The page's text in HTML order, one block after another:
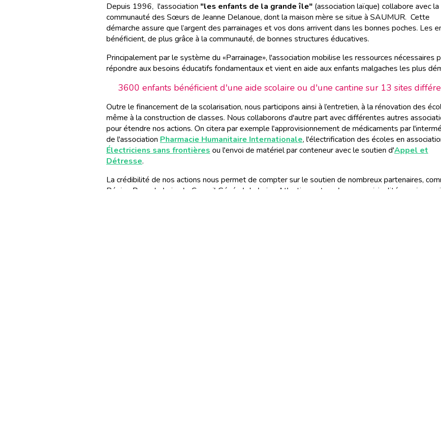
Depuis 1996, l'association "les enfants de la grande île" (association laïque) collabore avec la
communauté des Sœurs de Jeanne Delanoue, dont la maison mère se situe à SAUMUR. Cette
démarche assure que l’argent des parrainages et vos dons arrivent dans les bonnes poches. Les
bénéficient, de plus grâce à la communauté, de bonnes structures éducatives.
Principalement par le système du «Parrainage», l'association mobilise les ressources nécessaires
répondre aux besoins éducatifs fondamentaux et vient en aide aux enfants malgaches les plus
3600 enfants bénéficient d'une aide scolaire ou d'une cantine sur 13 sites
Outre le financement de la scolarisation, nous participons ainsi à l’entretien, à la rénovation des
même à la construction de classes. Nous collaborons d'autre part avec différentes autres
pour étendre nos actions. On citera par exemple l'approvisionnement de médicaments par
de l'association Pharmacie Humanitaire Internationale, l'électrification des écoles en
Électriciens sans frontières ou l'envoi de matériel par conteneur avec le soutien d'Appel et
Détresse.
La crédibilité de nos actions nous permet de compter sur le soutien de nombreux partenaires,
Région Pays de Loire, le Conseil Général de Loire-Atlantique et quelques municipalités, mais aussi